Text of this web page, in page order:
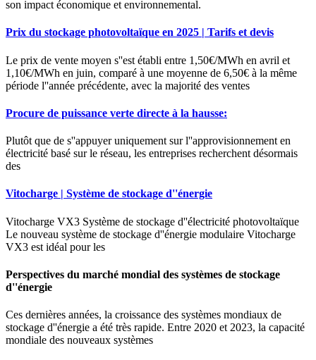
son impact économique et environnemental.
Prix du stockage photovoltaïque en 2025 | Tarifs et devis
Le prix de vente moyen s''est établi entre 1,50€/MWh en avril et
1,10€/MWh en juin, comparé à une moyenne de 6,50€ à la même
période l''année précédente, avec la majorité des ventes
Procure de puissance verte directe à la hausse:
Plutôt que de s''appuyer uniquement sur l''approvisionnement en
électricité basé sur le réseau, les entreprises recherchent désormais
des
Vitocharge | Système de stockage d''énergie
Vitocharge VX3 Système de stockage d''électricité photovoltaïque
Le nouveau système de stockage d''énergie modulaire Vitocharge
VX3 est idéal pour les
Perspectives du marché mondial des systèmes de stockage
d''énergie
Ces dernières années, la croissance des systèmes mondiaux de
stockage d''énergie a été très rapide. Entre 2020 et 2023, la capacité
mondiale des nouveaux systèmes